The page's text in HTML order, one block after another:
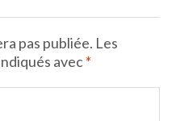
pas publiée. Les
avec*